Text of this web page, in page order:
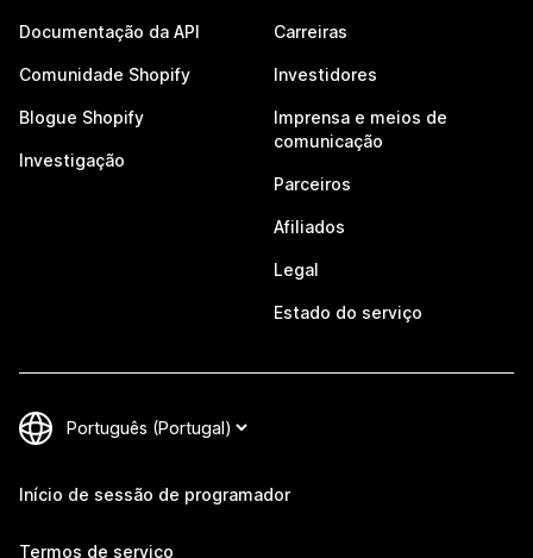
Documentação da API
Comunidade Shopify
Blogue Shopify
Investigação
Carreiras
Investidores
Imprensa e meios de
comunicação
Parceiros
Afiliados
Legal
Estado do serviço
Início de sessão de programador
Termos de serviço